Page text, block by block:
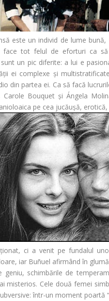
este un individ de lume
face tot felul de eforturi ca
un pic diferite: a lui e
ei complexe și
din partea ei. Ca să facă
Bouquet și Ángela
pe cea jucăuşă,
ci a venit pe fundalul
iar Buñuel afirmând în
schimbările de
misterios. Cele două femei
într-un moment poartă